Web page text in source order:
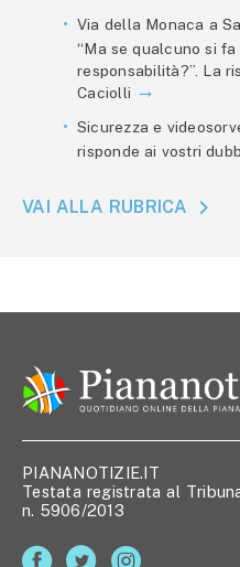
Via della Monaca a
“Ma se qualcuno si
responsabilità?”. La
Caciolli
Sicurezza e
risponde ai vostri
VAI ALLA RUBRICA
PIANANOTIZIE.IT
Testata registrata al
n. 5906/2013